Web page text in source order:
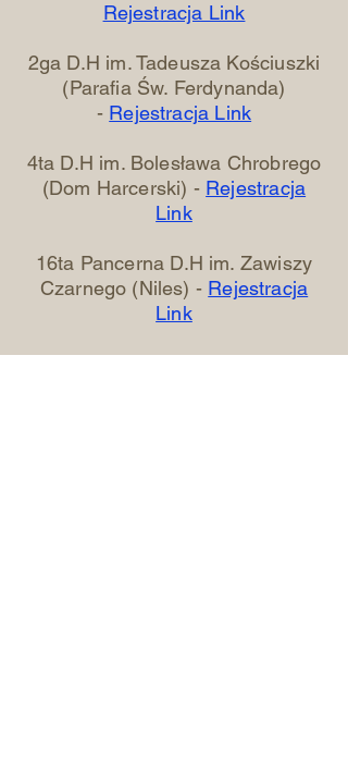
Rejestracja Link
2ga D.H im. Tadeusza Kościuszki
(Parafia Św. Ferdynanda)
- Rejestracja Link
4ta D.H im. Bolesława Chrobrego
(Dom Harcerski) - Rejestracja
Link
16ta Pancerna D.H im. Zawiszy
Czarnego (Niles) - Rejestracja
Link